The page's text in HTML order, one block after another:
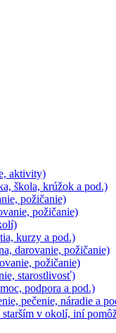
aktivity)
škola, krúžok a pod.)
požičanie)
požičanie)
kurzy a pod.)
darovanie, požičanie)
požičanie)
starostlivosť)
podpora a pod.)
pečenie, náradie a
v okolí, iní